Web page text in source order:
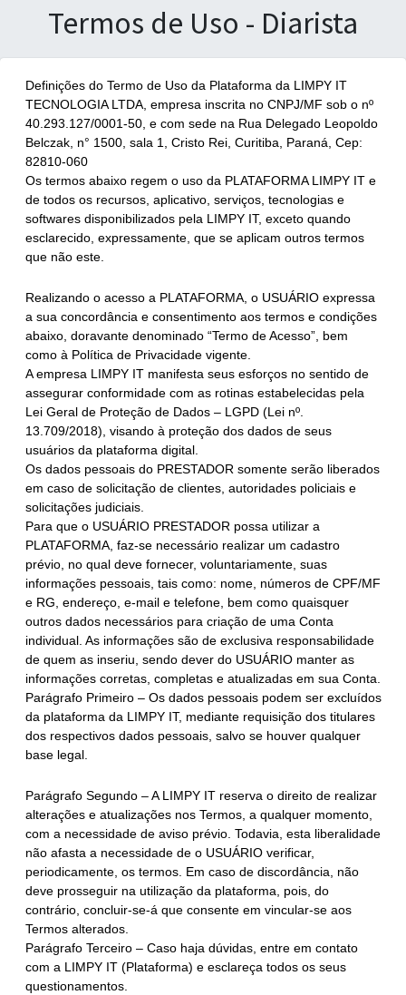
Termos de Uso - Diarista
Definições do Termo de Uso da Plataforma da LIMPY IT
TECNOLOGIA LTDA, empresa inscrita no CNPJ/MF sob o nº
40.293.127/0001-50, e com sede na Rua Delegado Leopoldo
Belczak, n° 1500, sala 1, Cristo Rei, Curitiba, Paraná, Cep:
82810-060
Os termos abaixo regem o uso da PLATAFORMA LIMPY IT e
de todos os recursos, aplicativo, serviços, tecnologias e
softwares disponibilizados pela LIMPY IT, exceto quando
esclarecido, expressamente, que se aplicam outros termos
que não este.
Realizando o acesso a PLATAFORMA, o USUÁRIO expressa
a sua concordância e consentimento aos termos e condições
abaixo, doravante denominado “Termo de Acesso”, bem
como à Política de Privacidade vigente.
A empresa LIMPY IT manifesta seus esforços no sentido de
assegurar conformidade com as rotinas estabelecidas pela
Lei Geral de Proteção de Dados – LGPD (Lei nº.
13.709/2018), visando à proteção dos dados de seus
usuários da plataforma digital.
Os dados pessoais do PRESTADOR somente serão liberados
em caso de solicitação de clientes, autoridades policiais e
solicitações judiciais.
Para que o USUÁRIO PRESTADOR possa utilizar a
PLATAFORMA, faz-se necessário realizar um cadastro
prévio, no qual deve fornecer, voluntariamente, suas
informações pessoais, tais como: nome, números de CPF/MF
e RG, endereço, e-mail e telefone, bem como quaisquer
outros dados necessários para criação de uma Conta
individual. As informações são de exclusiva responsabilidade
de quem as inseriu, sendo dever do USUÁRIO manter as
informações corretas, completas e atualizadas em sua Conta.
Parágrafo Primeiro – Os dados pessoais podem ser excluídos
da plataforma da LIMPY IT, mediante requisição dos titulares
dos respectivos dados pessoais, salvo se houver qualquer
base legal.
Parágrafo Segundo – A LIMPY IT reserva o direito de realizar
alterações e atualizações nos Termos, a qualquer momento,
com a necessidade de aviso prévio. Todavia, esta liberalidade
não afasta a necessidade de o USUÁRIO verificar,
periodicamente, os termos. Em caso de discordância, não
deve prosseguir na utilização da plataforma, pois, do
contrário, concluir-se-á que consente em vincular-se aos
Termos alterados.
Parágrafo Terceiro – Caso haja dúvidas, entre em contato
com a LIMPY IT (Plataforma) e esclareça todos os seus
questionamentos.